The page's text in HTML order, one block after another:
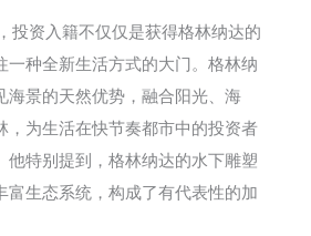
投资入籍不仅仅是获得格林纳达的
一种全新生活方式的大门。格林纳
海景的天然优势，融合阳光、海
，为生活在快节奏都市中的投资者
他特别提到，格林纳达的水下雕塑
富生态系统，构成了有代表性的加